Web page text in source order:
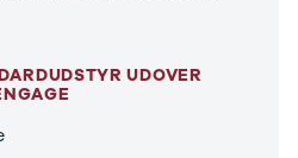
UDOVER